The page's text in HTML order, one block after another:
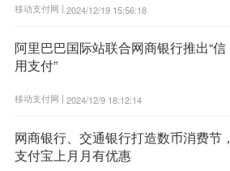
移动支付网 | 2024/12/19 15:56:18
阿里巴巴国际站联合网商银行推出“信
用支付”
移动支付网 | 2024/12/9 18:12:14
网商银行、交通银行打造数币消费节，
支付宝上月月有优惠